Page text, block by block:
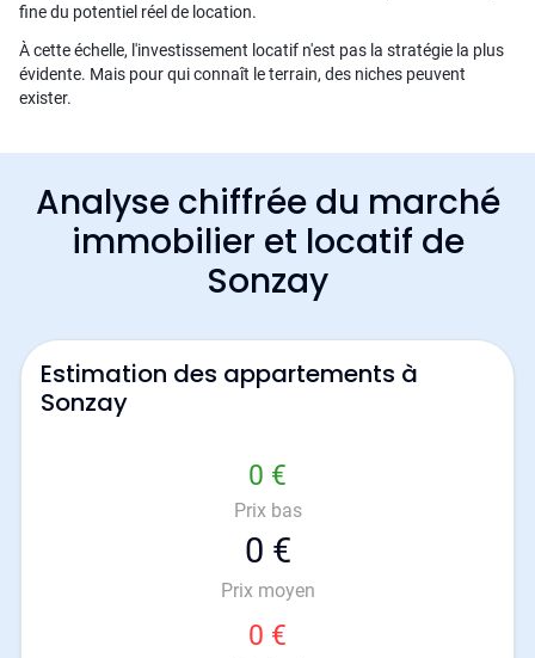
fine du potentiel réel de location.
À cette échelle, l'investissement locatif n'est pas la stratégie la plus
évidente. Mais pour qui connaît le terrain, des niches peuvent
exister.
Analyse chiffrée du marché
immobilier et locatif de
Sonzay
Estimation des appartements à
Sonzay
0 €
Prix bas
0 €
Prix moyen
0 €